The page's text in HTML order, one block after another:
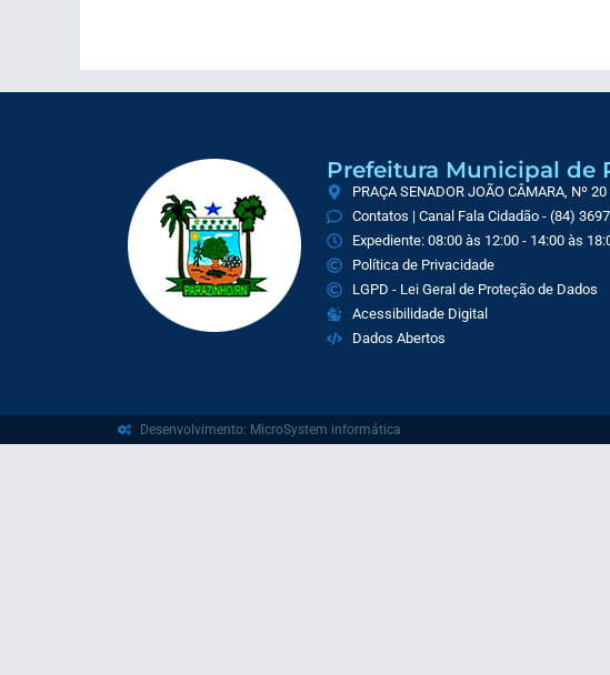
Prefeitura Municipal de
PRAÇA SENADOR JOÃO CÂMARA, Nº
Contatos | Canal Fala Cidadão - (84)
Expediente: 08:00 às 12:00 - 14:00 às
Política de Privacidade
LGPD - Lei Geral de Proteção de Dados
Acessibilidade Digital
Dados Abertos
Desenvolvimento: MicroSystem informática